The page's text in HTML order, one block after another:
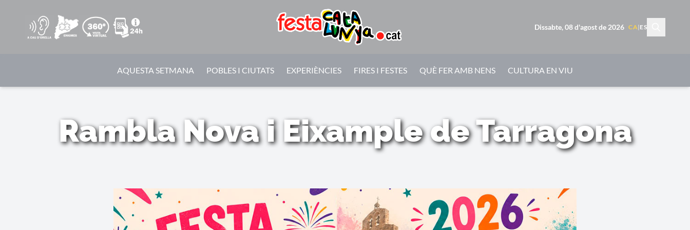
Dissabte, 08 d'agost de 2026 CA| ES
AQUESTA SETMANA POBLES I CIUTATS EXPERIÈNCIES FIRES I FESTES QUÈ FER AMB NENS CULTURA EN VIU
Rambla Nova i Eixample de Tarragona